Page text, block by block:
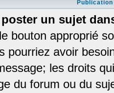
Publication
un sujet
bouton approprié
pourriez avoir
les droits
du forum ou du